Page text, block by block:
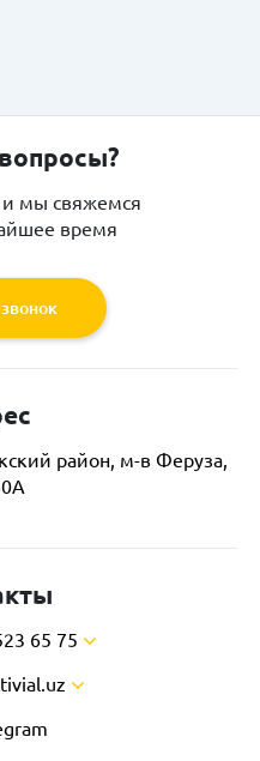
и мы свяжемся
время
район, м-в Феруза,
65 75